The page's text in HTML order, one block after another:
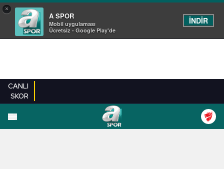
×
A SPOR
Mobil uygulaması
Ücretsiz - Google Play'de
İNDİR
CANLI
SKOR